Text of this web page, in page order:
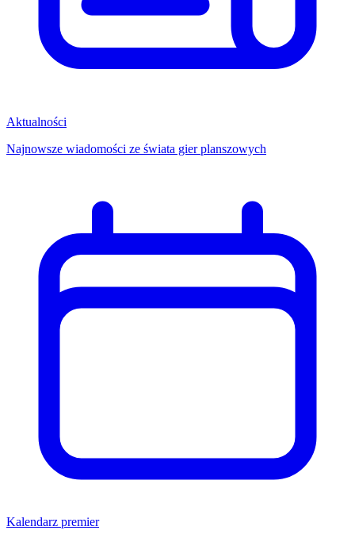
Aktualności
Najnowsze wiadomości ze świata gier planszowych
Kalendarz premier